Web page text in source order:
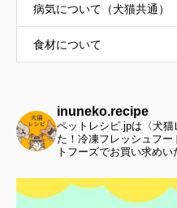
病気について（犬猫共通）
食材について
inuneko.recipe
ペットレシピ.jpは〈犬
た！冷凍フレッシュフー
トフーズでお買い求め